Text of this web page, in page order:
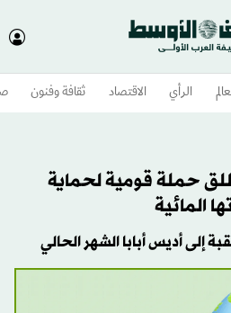
الرأي الاقتصاد ثقافة وفنون
حملة قومية لحماية
المائية
إلى أديس أبابا الشهر الحالي